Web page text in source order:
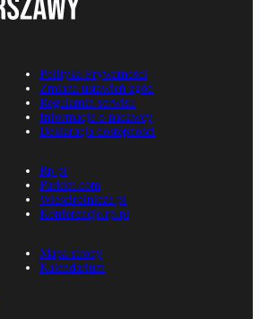
Polityka Prywatności
Zmiana ustawień zgód
Regulamin serwisu
Informacje o nadawcy
Deklaracja dostępności
Rp.pl
Parkiet.com
Wiescirolnicze.pl
Konferencje.rp.pl
Mapa strony
Kalendarium